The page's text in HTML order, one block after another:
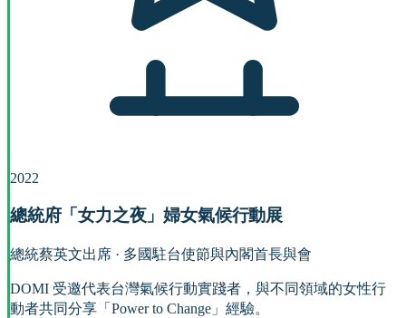
2022
總統府「女力之夜」婦女氣候行動展
總統蔡英文出席 · 多國駐台使節與內閣首長與會
DOMI 受邀代表台灣氣候行動實踐者，與不同領域的女性行
動者共同分享「Power to Change」經驗。